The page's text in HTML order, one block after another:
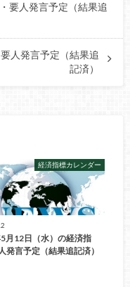
要人発言予定（結果追
人発言予定（結果追
記済）
経済指標カレンダー
月12日（水）の経済指
発言予定（結果追記済）